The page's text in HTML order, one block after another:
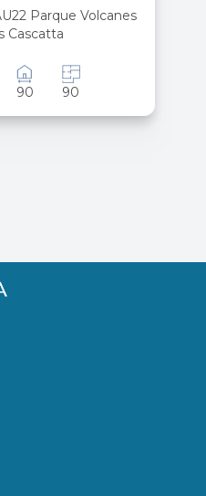
Parque Volcanes
Cascatta
90 90